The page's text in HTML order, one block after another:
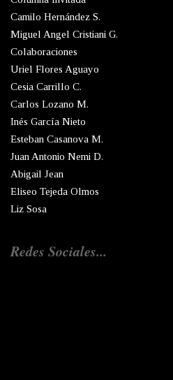
Camilo Hernández S.
Miguel Angel Cristiani G.
Colaboraciones
Uriel Flores Aguayo
Cesia Carrillo C.
Carlos Lozano M.
Inés García Nieto
Esteban Casanova M.
Juan Antonio Nemi D.
Abigail Jean
Eliseo Tejeda Olmos
Liz Sosa
Redes Sociales...